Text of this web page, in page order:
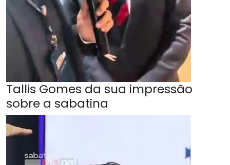
Tallis Gomes da sua impressão
sobre a sabatina